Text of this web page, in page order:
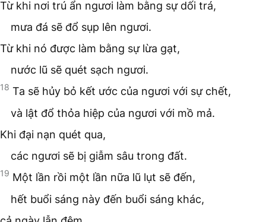
Từ khi nơi trú ẩn ngươi làm bằng sự dối trá,
mưa đá sẽ đổ sụp lên ngươi.
Từ khi nó được làm bằng sự lừa gạt,
nước lũ sẽ quét sạch ngươi.
18 Ta sẽ hủy bỏ kết ước của ngươi với sự chết,
và lật đổ thỏa hiệp của ngươi với mồ mả.
Khi đại nạn quét qua,
các ngươi sẽ bị giẫm sâu trong đất.
19 Một lần rồi một lần nữa lũ lụt sẽ đến,
hết buổi sáng này đến buổi sáng khác,